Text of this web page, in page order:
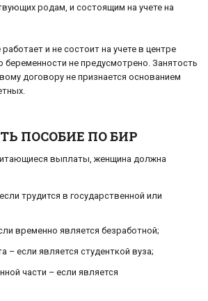
родам, и состоящим на учете на
и не состоит на учете в центре
беременности не предусмотрено. Занятость
договору не признается основанием
ПОСОБИЕ ПО БИР
выплаты, женщина должна
трудится в государственной или
временно является безработной;
– если является студенткой вуза;
части – если является